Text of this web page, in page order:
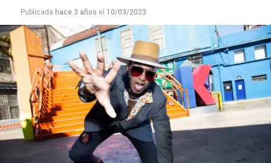
Publicada hace 3 años el 10/03/2023